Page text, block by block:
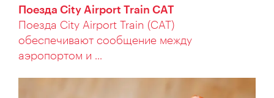
Поезда City Airport Train CAT
Поезда City Airport Train (CAT)
обеспечивают сообщение между
аэропортом и ...